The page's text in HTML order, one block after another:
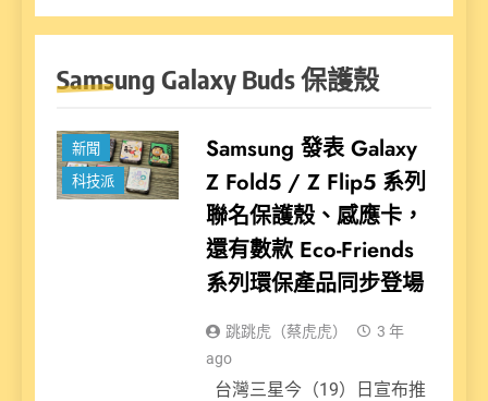
Samsung Galaxy Buds 保護殼
新聞
科技派
Samsung 發表 Galaxy
Z Fold5 / Z Flip5 系列
聯名保護殼、感應卡，
還有數款 Eco-Friends
系列環保產品同步登場
跳跳虎（蔡虎虎）
3 年
ago
台灣三星今（19）日宣布推